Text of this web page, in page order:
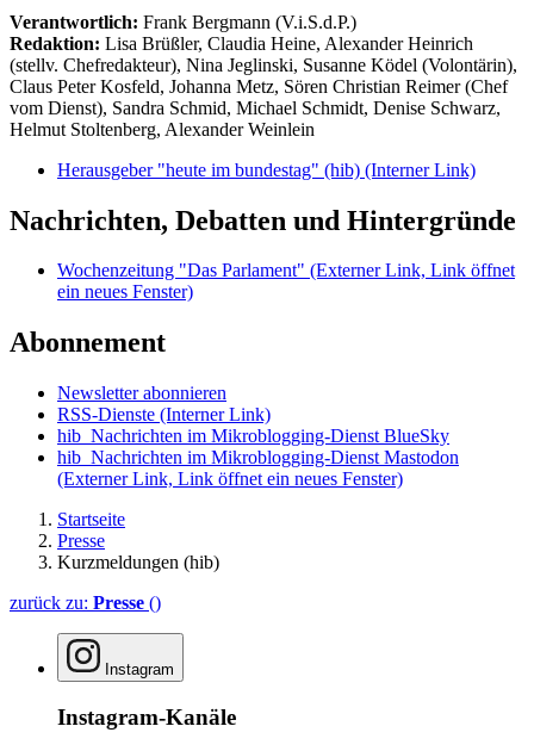
Verantwortlich: Frank Bergmann (V.i.S.d.P.)
Redaktion: Lisa Brüßler, Claudia Heine, Alexander Heinrich
(stellv. Chefredakteur), Nina Jeglinski, Susanne Ködel (Volontärin),
Claus Peter Kosfeld, Johanna Metz, Sören Christian Reimer (Chef
vom Dienst), Sandra Schmid, Michael Schmidt, Denise Schwarz,
Helmut Stoltenberg, Alexander Weinlein
Herausgeber "heute im bundestag" (hib) (Interner Link)
Nachrichten, Debatten und Hintergründe
Wochenzeitung "Das Parlament" (Externer Link, Link öffnet
ein neues Fenster)
Abonnement
Newsletter abonnieren
RSS-Dienste (Interner Link)
hib_Nachrichten im Mikroblogging-Dienst BlueSky
hib_Nachrichten im Mikroblogging-Dienst Mastodon
(Externer Link, Link öffnet ein neues Fenster)
Startseite
Presse
Kurzmeldungen (hib)
zurück zu: Presse ()
Instagram
Instagram-Kanäle